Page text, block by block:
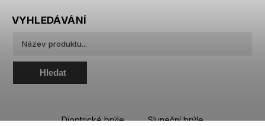
VYHLEDÁVÁNÍ
Hledat
Dioptrické brýle
Sluneční brýle